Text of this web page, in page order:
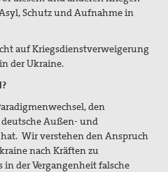
Schutz und Aufnahme in
auf Kriegsdienstverweigerung
der Ukraine.
den
Außen- und
Wir verstehen den Anspruch
nach Kräften zu
in der Vergangenheit falsche